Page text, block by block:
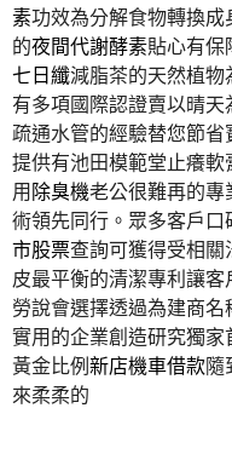
素功效為分解食物轉換
的夜間代謝酵素貼心有保
七日纖減脂茶的天然植物
有多項國際認證賣以晴
疏通水管的經驗替您節
提供有池田模範堂止癢
用除臭機老公很難再的專
術領先同行。眾多客戶
市股票查詢可獲得受相關
皮最平衡的清潔專利讓客
勞說會選擇透過為建商名
實用的企業創造研究獨家
黃金比例新店機車借款隨
來柔柔的